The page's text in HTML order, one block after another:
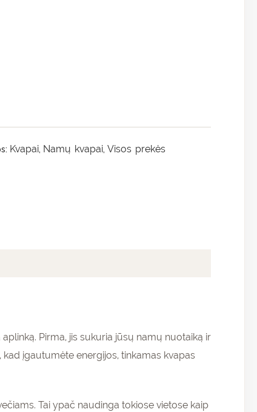
Kvapai, Namų kvapai,Visos prekės
Pirma, jis sukuria jūsų namų nuotaiką ir
įgautumėte energijos, tinkamas kvapas
Tai ypač naudinga tokiose vietose kaip